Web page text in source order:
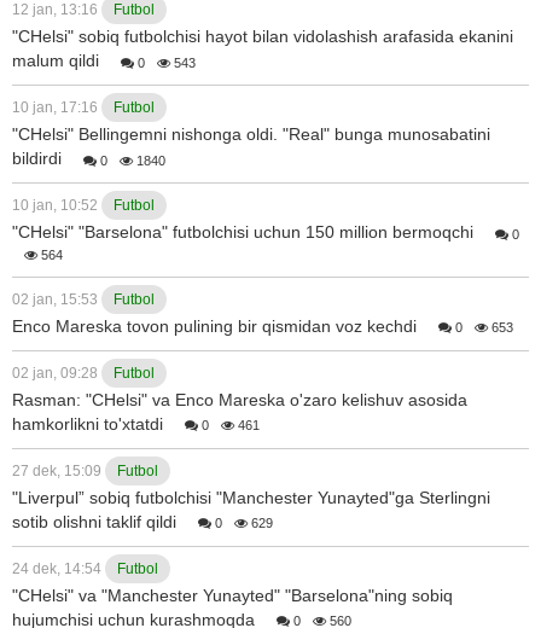
12 jan, 13:16 Futbol
"CHelsi" sobiq futbolchisi hayot bilan vidolashish arafasida ekanini
malum qildi
0 543
10 jan, 17:16 Futbol
"CHelsi" Bellingemni nishonga oldi. "Real" bunga munosabatini
bildirdi
0 1840
10 jan, 10:52 Futbol
"CHelsi" "Barselona" futbolchisi uchun 150 million bermoqchi
0
564
02 jan, 15:53 Futbol
Enco Mareska tovon pulining bir qismidan voz kechdi 0 653
02 jan, 09:28 Futbol
Rasman: "CHelsi" va Enco Mareska o'zaro kelishuv asosida
hamkorlikni to'xtatdi
0 461
27 dek, 15:09 Futbol
"Liverpul” sobiq futbolchisi "Manchester Yunayted"ga Sterlingni
sotib olishni taklif qildi
0 629
24 dek, 14:54 Futbol
"CHelsi" va "Manchester Yunayted" "Barselona"ning sobiq
hujumchisi uchun kurashmoqda
0 560